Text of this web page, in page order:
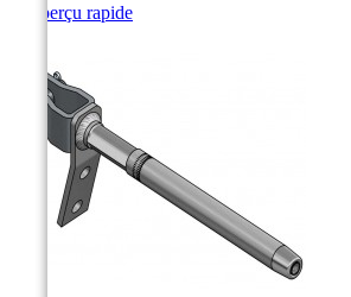
Aperçu rapide